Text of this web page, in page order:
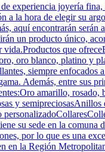
experiencia joyería fina,
a la hora de elegir su
aquí encontrarán serán
un producto único,
vida.Productos que
oro blanco, platino y
siempre enfocados
Además, entre sus
amarillo, rosado,
y semipreciosasAnillos
su sede en la comuna
por lo que es una
en la Región